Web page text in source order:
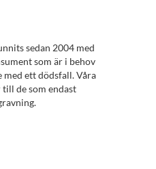
sedan 2004 med
som är i behov
ett dödsfall. Våra
de som endast